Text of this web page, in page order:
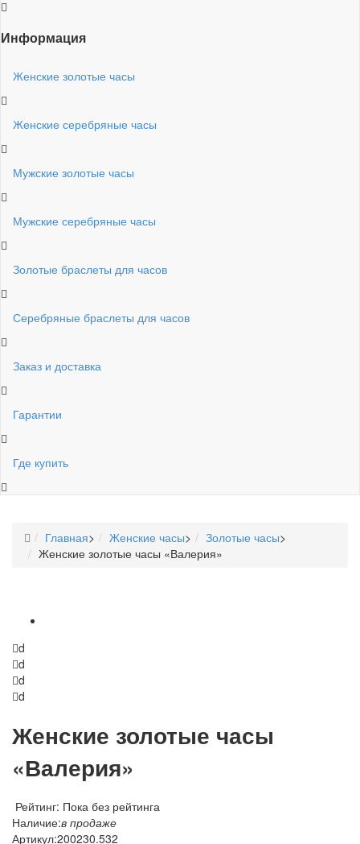
Информация
Женские золотые часы
Женские серебряные часы
Мужские золотые часы
Мужские серебряные часы
Золотые браслеты для часов
Серебряные браслеты для часов
Заказ и доставка
Гарантии
Где купить
Главная> Женские часы> Золотые часы>
Женские золотые часы «Валерия»
d
d
d
d
Женские золотые часы
«Валерия»
Рейтинг: Пока без рейтинга
Наличие:в продаже
Артикул:200230.532